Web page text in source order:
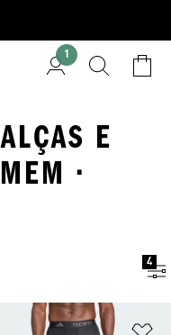
1
E
·
4
à Lista de Desejos